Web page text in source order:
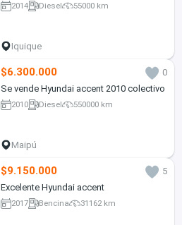
2014 Diesel 55000 km
Iquique
$6.300.000
0
Se vende Hyundai accent 2010 colectivo
2010 Diesel 550000 km
Maipú
$9.150.000
5
Excelente Hyundai accent
2017 Bencina 31162 km